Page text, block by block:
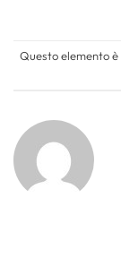
Questo elemento